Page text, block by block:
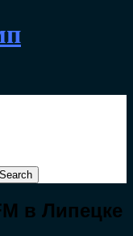
в Липецке